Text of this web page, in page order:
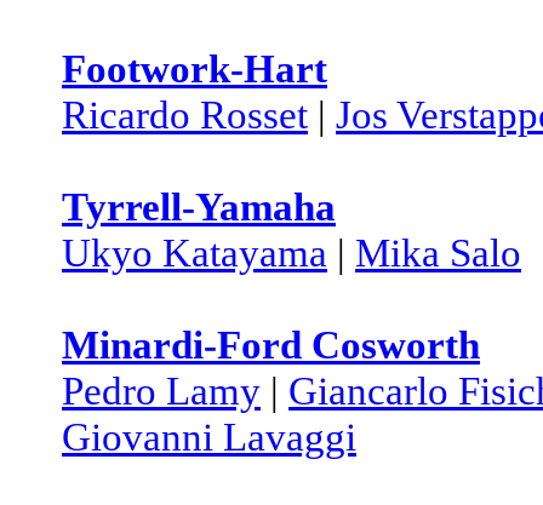
Footwork-Hart
Ricardo Rosset | Jos
Tyrrell-Yamaha
Ukyo Katayama | Mika Salo
Minardi-Ford Cosworth
Pedro Lamy | Giancarlo
Giovanni Lavaggi